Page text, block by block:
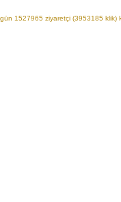
1527965 ziyaretçi (3953185 klik)